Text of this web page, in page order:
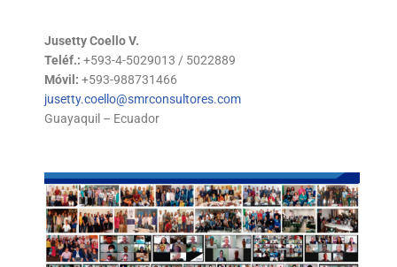
Jusetty Coello V.
Teléf.: +593-4-5029013 / 5022889
Móvil: +593-988731466
jusetty.coello@smrconsultores.com
Guayaquil – Ecuador